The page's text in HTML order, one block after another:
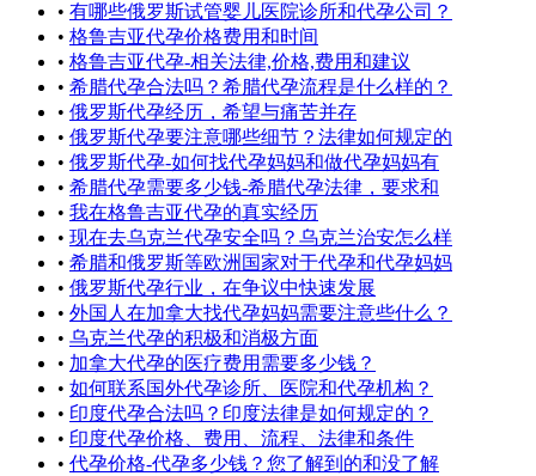
• 有哪些俄罗斯试管婴儿医院诊所和代孕公司？
• 格鲁吉亚代孕价格费用和时间
• 格鲁吉亚代孕-相关法律,价格,费用和建议
• 希腊代孕合法吗？希腊代孕流程是什么样的？
• 俄罗斯代孕经历，希望与痛苦并存
• 俄罗斯代孕要注意哪些细节？法律如何规定的
• 俄罗斯代孕-如何找代孕妈妈和做代孕妈妈有
• 希腊代孕需要多少钱-希腊代孕法律，要求和
• 我在格鲁吉亚代孕的真实经历
• 现在去乌克兰代孕安全吗？乌克兰治安怎么样
• 希腊和俄罗斯等欧洲国家对于代孕和代孕妈妈
• 俄罗斯代孕行业，在争议中快速发展
• 外国人在加拿大找代孕妈妈需要注意些什么？
• 乌克兰代孕的积极和消极方面
• 加拿大代孕的医疗费用需要多少钱？
• 如何联系国外代孕诊所、医院和代孕机构？
• 印度代孕合法吗？印度法律是如何规定的？
• 印度代孕价格、费用、流程、法律和条件
• 代孕价格-代孕多少钱？您了解到的和没了解